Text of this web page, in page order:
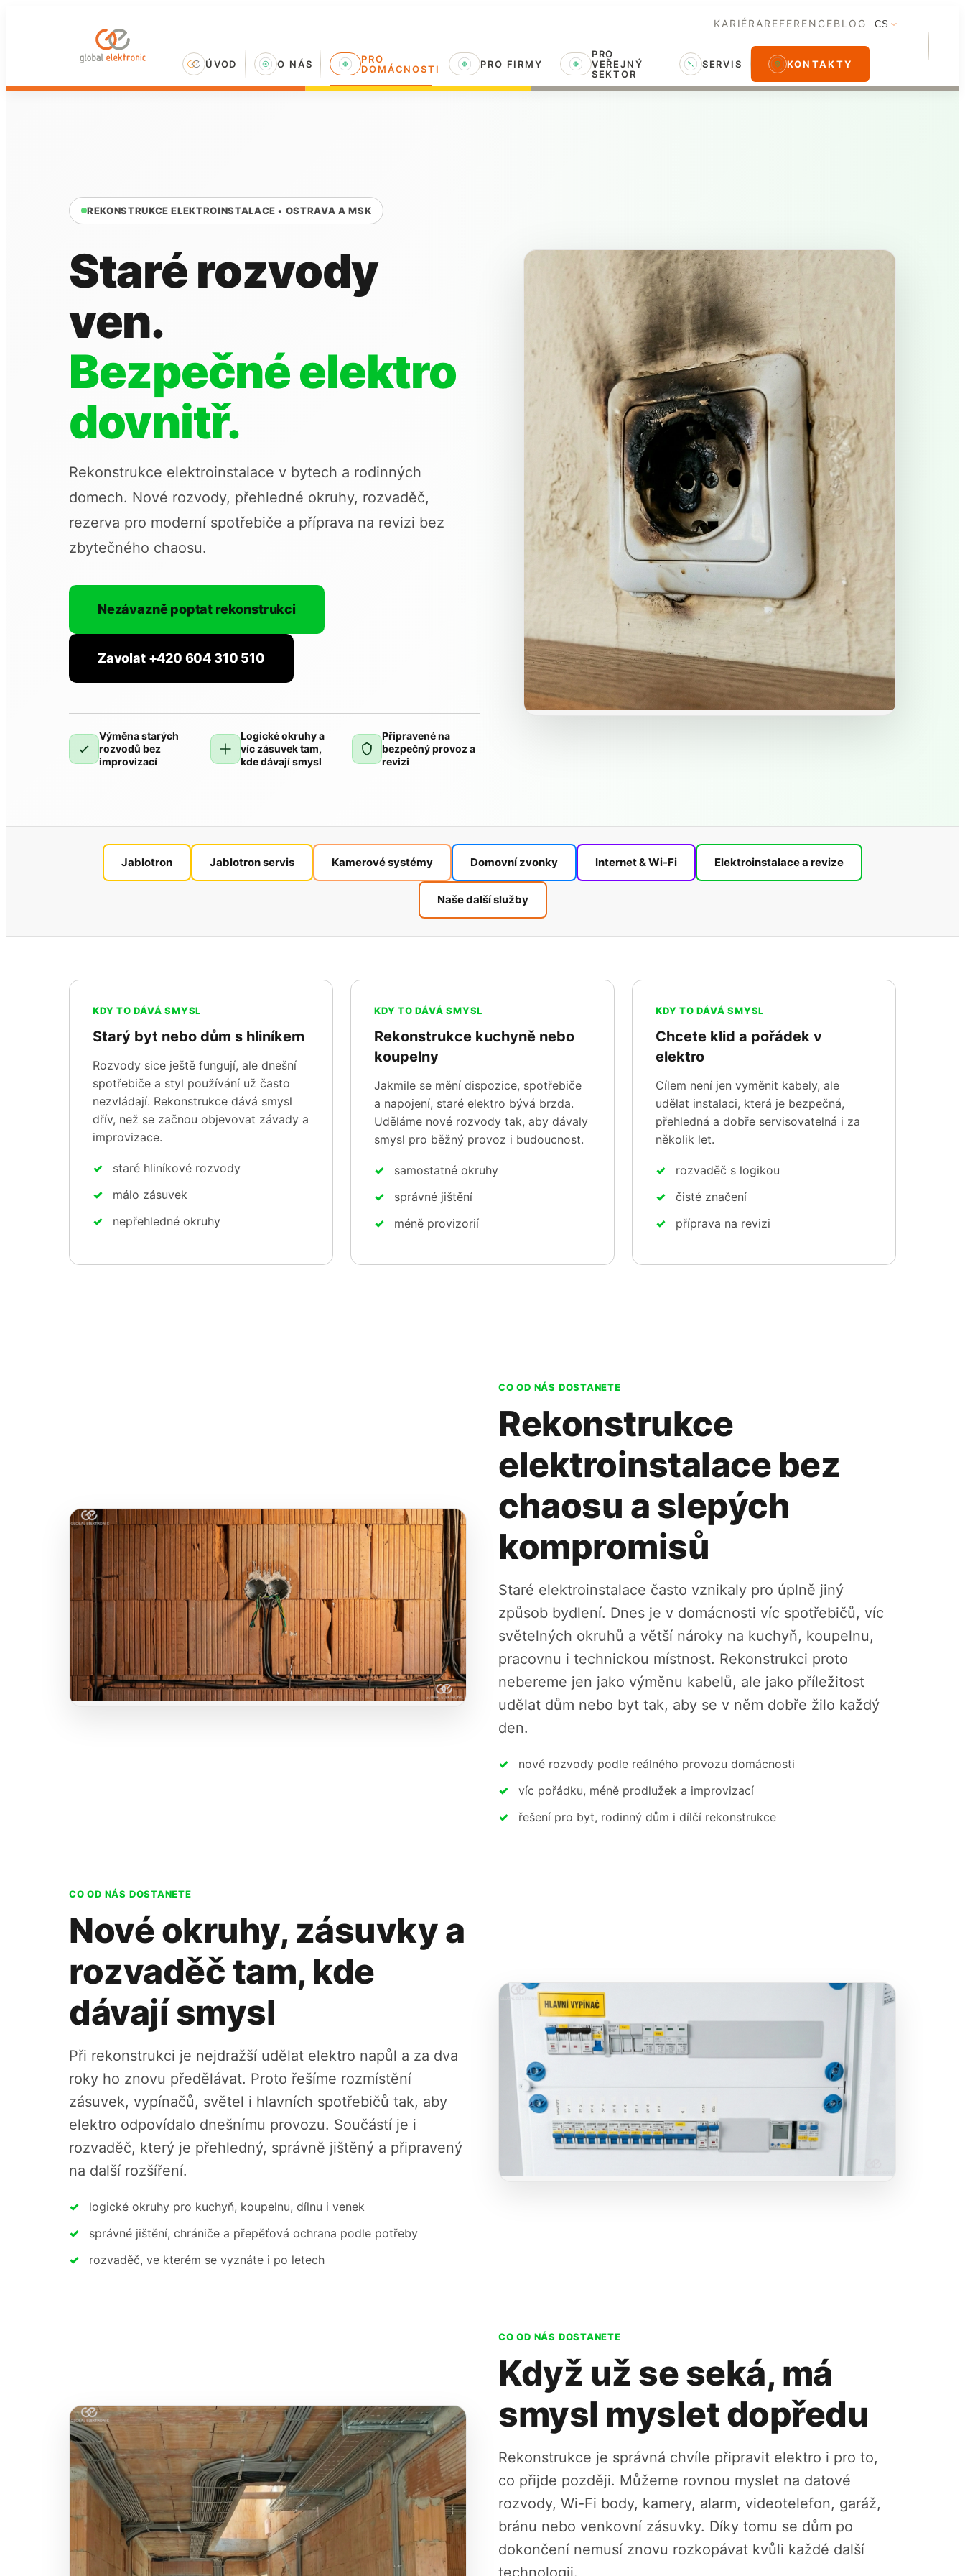
KARIÉRAREFERENCEBLOG CS
ÚVOD O NÁS
PRO
DOMÁCNOSTI
PRO FIRMY
PRO
VEŘEJNÝ
SEKTOR
SERVIS KONTAKTY
REKONSTRUKCE ELEKTROINSTALACE • OSTRAVA A MSK
Staré rozvody
ven.
Bezpečné elektro
dovnitř.
Rekonstrukce elektroinstalace v bytech a rodinných
domech. Nové rozvody, přehledné okruhy, rozvaděč,
rezerva pro moderní spotřebiče a příprava na revizi bez
zbytečného chaosu.
Nezávazně poptat rekonstrukci
Zavolat +420 604 310 510
Výměna starých
rozvodů bez
improvizací
Logické okruhy a
víc zásuvek tam,
kde dávají smysl
Připravené na
bezpečný provoz a
revizi
Jablotron Jablotron servis Kamerové systémy Domovní zvonky Internet & Wi-Fi Elektroinstalace a revize
Naše další služby
KDY TO DÁVÁ SMYSL
Starý byt nebo dům s hliníkem
Rozvody sice ještě fungují, ale dnešní
spotřebiče a styl používání už často
nezvládají. Rekonstrukce dává smysl
dřív, než se začnou objevovat závady a
improvizace.
staré hliníkové rozvody
málo zásuvek
nepřehledné okruhy
KDY TO DÁVÁ SMYSL
Rekonstrukce kuchyně nebo
koupelny
Jakmile se mění dispozice, spotřebiče
a napojení, staré elektro bývá brzda.
Uděláme nové rozvody tak, aby dávaly
smysl pro běžný provoz i budoucnost.
samostatné okruhy
správné jištění
méně provizorií
KDY TO DÁVÁ SMYSL
Chcete klid a pořádek v
elektro
Cílem není jen vyměnit kabely, ale
udělat instalaci, která je bezpečná,
přehledná a dobře servisovatelná i za
několik let.
rozvaděč s logikou
čisté značení
příprava na revizi
CO OD NÁS DOSTANETE
Rekonstrukce
elektroinstalace bez
chaosu a slepých
kompromisů
Staré elektroinstalace často vznikaly pro úplně jiný
způsob bydlení. Dnes je v domácnosti víc spotřebičů, víc
světelných okruhů a větší nároky na kuchyň, koupelnu,
pracovnu i technickou místnost. Rekonstrukci proto
nebereme jen jako výměnu kabelů, ale jako příležitost
udělat dům nebo byt tak, aby se v něm dobře žilo každý
den.
nové rozvody podle reálného provozu domácnosti
víc pořádku, méně prodlužek a improvizací
řešení pro byt, rodinný dům i dílčí rekonstrukce
CO OD NÁS DOSTANETE
Nové okruhy, zásuvky a
rozvaděč tam, kde
dávají smysl
Při rekonstrukci je nejdražší udělat elektro napůl a za dva
roky ho znovu předělávat. Proto řešíme rozmístění
zásuvek, vypínačů, světel i hlavních spotřebičů tak, aby
elektro odpovídalo dnešnímu provozu. Součástí je i
rozvaděč, který je přehledný, správně jištěný a připravený
na další rozšíření.
logické okruhy pro kuchyň, koupelnu, dílnu i venek
správné jištění, chrániče a přepěťová ochrana podle potřeby
rozvaděč, ve kterém se vyznáte i po letech
CO OD NÁS DOSTANETE
Když už se seká, má
smysl myslet dopředu
Rekonstrukce je správná chvíle připravit elektro i pro to,
co přijde později. Můžeme rovnou myslet na datové
rozvody, Wi-Fi body, kamery, alarm, videotelefon, garáž,
bránu nebo venkovní zásuvky. Díky tomu se dům po
dokončení nemusí znovu rozkopávat kvůli každé další
technologii.